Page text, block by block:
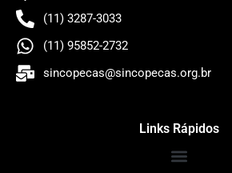
(11) 3287-3033
(11) 95852-2732
sincopecas@sincopecas.org.br
Links Rápidos